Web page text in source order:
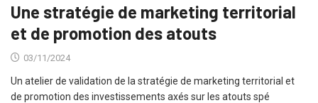
Une stratégie de marketing territorial
et de promotion des atouts
03/11/2024
Un atelier de validation de la stratégie de marketing territorial et
de promotion des investissements axés sur les atouts spé